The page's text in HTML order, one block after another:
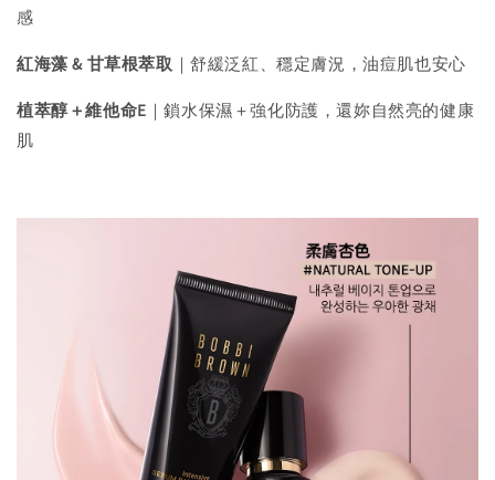
感
紅海藻 & 甘草根萃取 ｜舒緩泛紅、穩定膚況，油痘肌也安心
植萃醇＋維他命E ｜鎖水保濕＋強化防護，還妳自然亮的健康
肌